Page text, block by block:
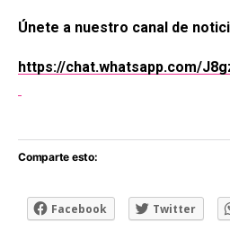
Únete a nuestro canal de
https://chat.whatsapp.com/
Comparte esto:
Facebook Twitter